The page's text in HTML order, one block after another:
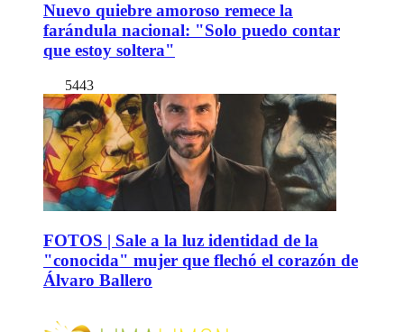
Nuevo quiebre amoroso remece la
farándula nacional: "Solo puedo contar
que estoy soltera"
5443
FOTOS | Sale a la luz identidad de la
"conocida" mujer que flechó el corazón de
Álvaro Ballero